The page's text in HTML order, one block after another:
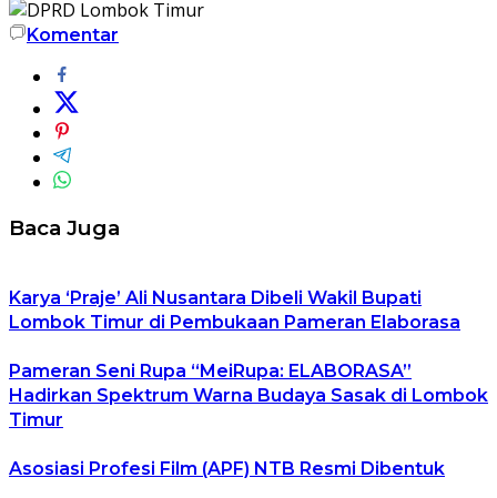
Komentar
Baca Juga
Karya ‘Praje’ Ali Nusantara Dibeli Wakil Bupati
Lombok Timur di Pembukaan Pameran Elaborasa
Pameran Seni Rupa “MeiRupa: ELABORASA”
Hadirkan Spektrum Warna Budaya Sasak di Lombok
Timur
Asosiasi Profesi Film (APF) NTB Resmi Dibentuk